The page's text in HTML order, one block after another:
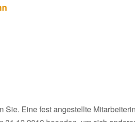
Eine fest angestellte